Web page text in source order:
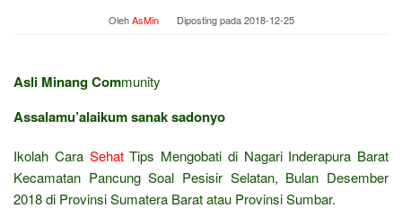
OlehAsMin Diposting pada2018-12-25
Asli Minang Community
Assalamu’alaikum sanak sadonyo
Ikolah Cara SehatTips Mengobati di Nagari Inderapura Barat
Kecamatan Pancung Soal Pesisir Selatan, Bulan Desember
2018 di Provinsi Sumatera Barat atau Provinsi Sumbar.